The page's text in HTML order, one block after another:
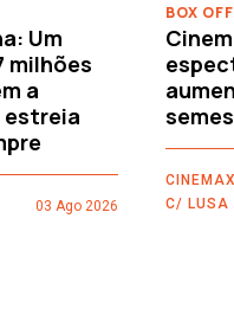
Um
milhões
a
estreia
03 Ago 2026
BOX
C/ LUSA